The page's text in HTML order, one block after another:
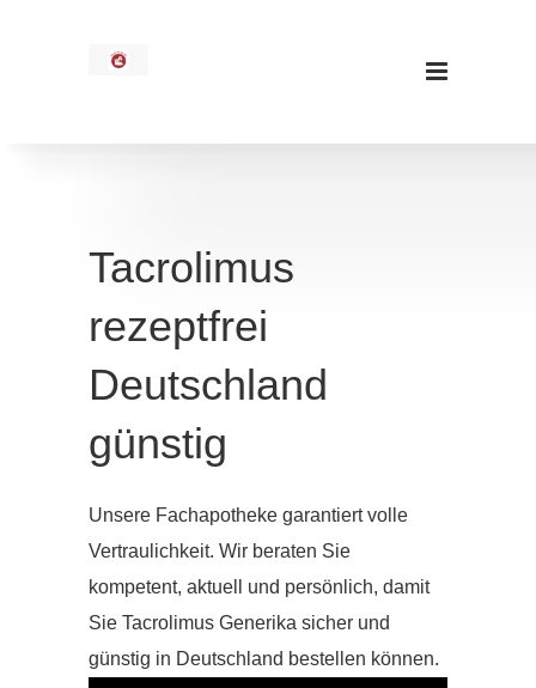
Tacrolimus
rezeptfrei
Deutschland
günstig
Unsere Fachapotheke garantiert volle
Vertraulichkeit. Wir beraten Sie
kompetent, aktuell und persönlich, damit
Sie Tacrolimus Generika sicher und
günstig in Deutschland bestellen können.